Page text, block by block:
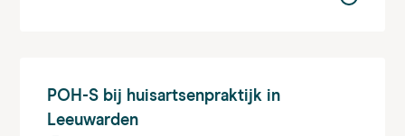
POH-Sbij huisartsenpraktijk in
Leeuwarden